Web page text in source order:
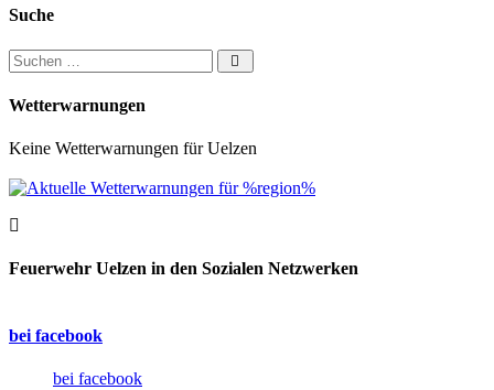
Suche
Suchen nach:
Wetterwarnungen
Keine Wetterwarnungen für Uelzen
Feuerwehr Uelzen in den Sozialen Netzwerken
bei facebook
bei facebook